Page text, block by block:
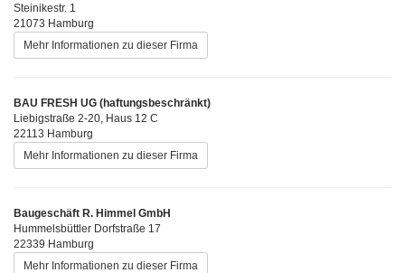
Steinikestr. 1
21073 Hamburg
Mehr Informationen zu dieser Firma
BAU FRESH UG (haftungsbeschränkt)
Liebigstraße 2-20, Haus 12 C
22113 Hamburg
Mehr Informationen zu dieser Firma
Baugeschäft R. Himmel GmbH
Hummelsbüttler Dorfstraße 17
22339 Hamburg
Mehr Informationen zu dieser Firma